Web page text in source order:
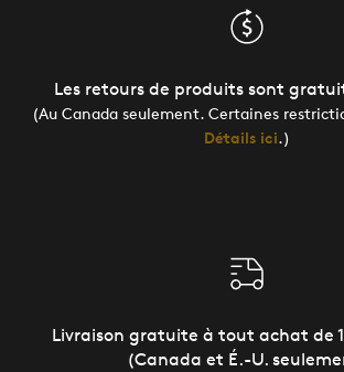
Les retours de produits sont
(Au Canada seulement. Certaines
Détails ici.)
Livraison gratuite à tout achat de
(Canada et É.-U.